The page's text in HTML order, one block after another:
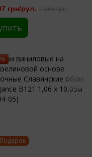
TM Ravena
(101104-4)
грн/рул. 1 265 грн
Подарок